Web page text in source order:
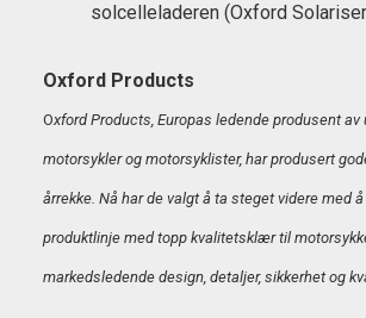
solcelleladeren (Oxford
Oxford Products
Oxford Products, Europas ledende produsent
motorsykler og motorsyklister, har produsert
årrekke. Nå har de valgt å ta steget videre med
produktlinje med topp kvalitetsklær til
markedsledende design, detaljer, sikkerhet og